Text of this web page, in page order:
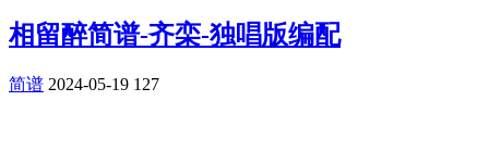
相留醉简谱-齐栾-独唱版编配
简谱 2024-05-19 127